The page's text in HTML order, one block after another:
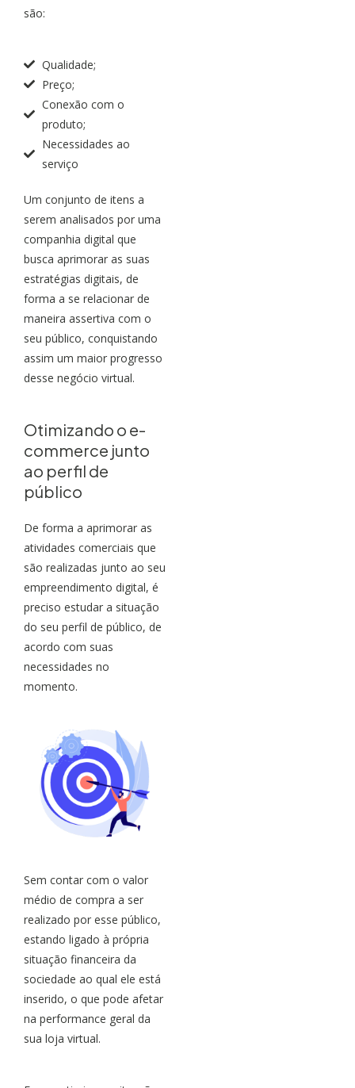
são:
Qualidade;
Preço;
Conexão com o
produto;
Necessidades ao
serviço
Um conjunto de itens a
serem analisados por uma
companhia digital que
busca aprimorar as suas
estratégias digitais, de
forma a se relacionar de
maneira assertiva com o
seu público, conquistando
assim um maior progresso
desse negócio virtual.
Otimizando o e-
commerce junto
ao perfil de
público
De forma a aprimorar as
atividades comerciais que
são realizadas junto ao seu
empreendimento digital, é
preciso estudar a situação
do seu perfil de público, de
acordo com suas
necessidades no
momento.
Sem contar com o valor
médio de compra a ser
realizado por esse público,
estando ligado à própria
situação financeira da
sociedade ao qual ele está
inserido, o que pode afetar
na performance geral da
sua loja virtual.